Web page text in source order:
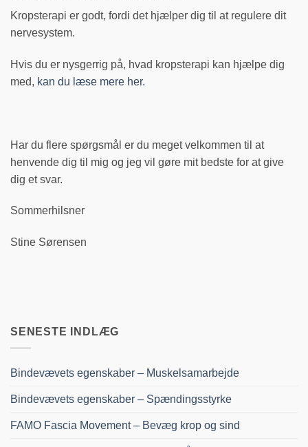
Kropsterapi er godt, fordi det hjælper dig til at regulere dit
nervesystem.
Hvis du er nysgerrig på, hvad kropsterapi kan hjælpe dig
med, kan du læse mere her.
Har du flere spørgsmål er du meget velkommen til at
henvende dig til mig og jeg vil gøre mit bedste for at give
dig et svar.
Sommerhilsner
Stine Sørensen
SENESTE INDLÆG
Bindevævets egenskaber – Muskelsamarbejde
Bindevævets egenskaber – Spændingsstyrke
FAMO Fascia Movement – Bevæg krop og sind